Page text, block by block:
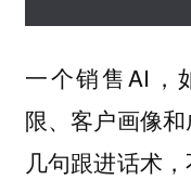
一个销售AI，
限、客户画像
几句跟进话术